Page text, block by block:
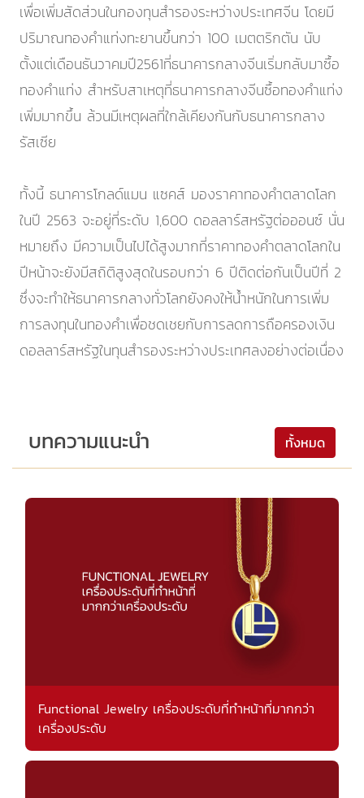
เพื่อเพิ่มสัดส่วนในกองทุนสำรองระหว่างประเทศจีน โดยมี
ปริมาณทองคำแท่งทะยานขึ้นกว่า 100 เมตตริกตัน นับ
ตั้งแต่เดือนธันวาคมปี2561ที่ธนาคารกลางจีนเริ่มกลับมาซื้อ
ทองคำแท่ง สำหรับสาเหตุที่ธนาคารกลางจีนซื้อทองคำแท่ง
เพิ่มมากขึ้น ล้วนมีเหตุผลที่ใกล้เคียงกันกับธนาคารกลาง
รัสเซีย
ทั้งนี้ ธนาคารโกลด์แมน แซคส์ มองราคาทองคำตลาดโลก
ในปี 2563 จะอยู่ที่ระดับ 1,600 ดอลลาร์สหรัฐต่อออนซ์ นั่น
หมายถึง มีความเป็นไปได้สูงมากที่ราคาทองคำตลาดโลกใน
ปีหน้าจะยังมีสถิติสูงสุดในรอบกว่า 6 ปีติดต่อกันเป็นปีที่ 2
ซึ่งจะทำให้ธนาคารกลางทั่วโลกยังคงให้น้ำหนักในการเพิ่ม
การลงทุนในทองคำเพื่อชดเชยกับการลดการถือครองเงิน
ดอลลาร์สหรัฐในทุนสำรองระหว่างประเทศลงอย่างต่อเนื่อง
บทความแนะนำ ทั้งหมด
Functional Jewelry เครื่องประดับที่ทำหน้าที่มากกว่า
เครื่องประดับ